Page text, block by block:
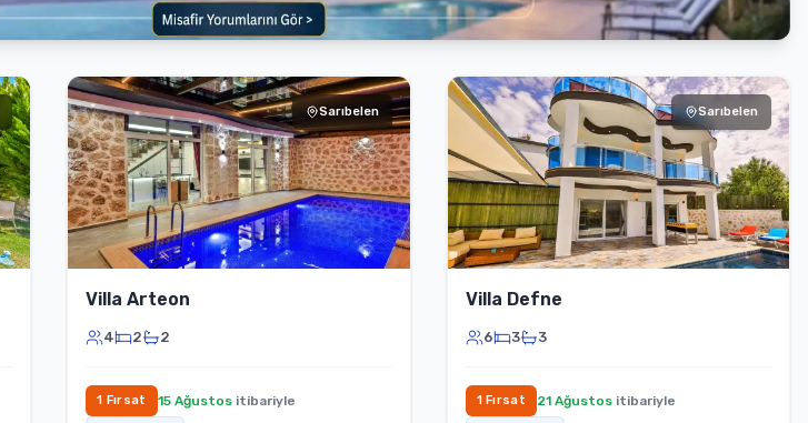
Sarıbelen
Villa Arteon
4 2 2
1 Fırsat 15 Ağustositibariyle
Sarıbelen
Villa Defne
6 3 3
1Fırsat 21 Ağustositibariyle